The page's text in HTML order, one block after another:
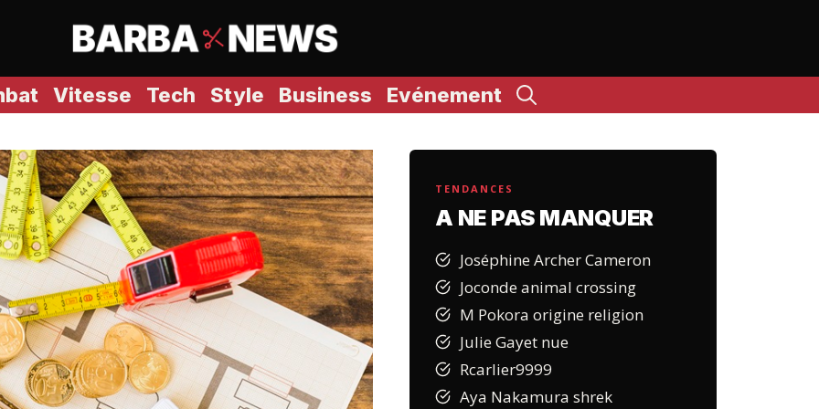
Vitesse Tech Style Business Evénement
TENDANCES
A NE PAS MANQUER
Joséphine Archer Cameron
Joconde animal crossing
M Pokora origine religion
Julie Gayet nue
Rcarlier9999
Aya Nakamura shrek